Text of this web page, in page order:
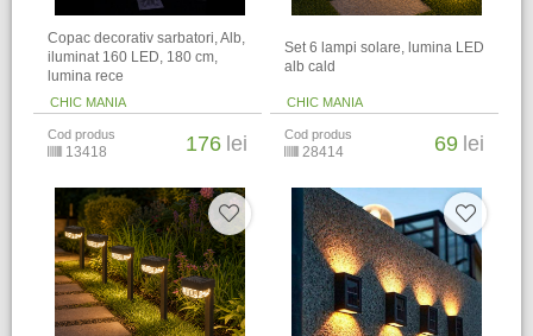
Copac decorativ sarbatori, Alb,
iluminat 160 LED, 180 cm,
lumina rece
CHIC MANIA
Cod produs
13418 176 lei
Set 6 lampi solare, lumina LED
alb cald
CHIC MANIA
Cod produs
28414 69 lei